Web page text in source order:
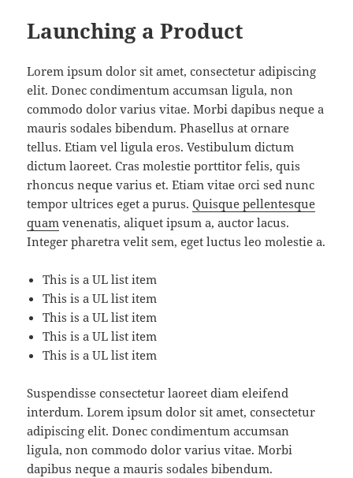
Launching a Product
Lorem ipsum dolor sit amet, consectetur adipiscing
elit. Donec condimentum accumsan ligula, non
commodo dolor varius vitae. Morbi dapibus neque a
mauris sodales bibendum. Phasellus at ornare
tellus. Etiam vel ligula eros. Vestibulum dictum
dictum laoreet. Cras molestie porttitor felis, quis
rhoncus neque varius et. Etiam vitae orci sed nunc
tempor ultrices eget a purus.Quisque pellentesque
quam venenatis, aliquet ipsum a, auctor lacus.
Integer pharetra velit sem, eget luctus leo molestie a.
This is a UL list item
This is a UL list item
This is a UL list item
This is a UL list item
This is a UL list item
Suspendisse consectetur laoreet diam eleifend
interdum. Lorem ipsum dolor sit amet, consectetur
adipiscing elit. Donec condimentum accumsan
ligula, non commodo dolor varius vitae. Morbi
dapibus neque a mauris sodales bibendum.